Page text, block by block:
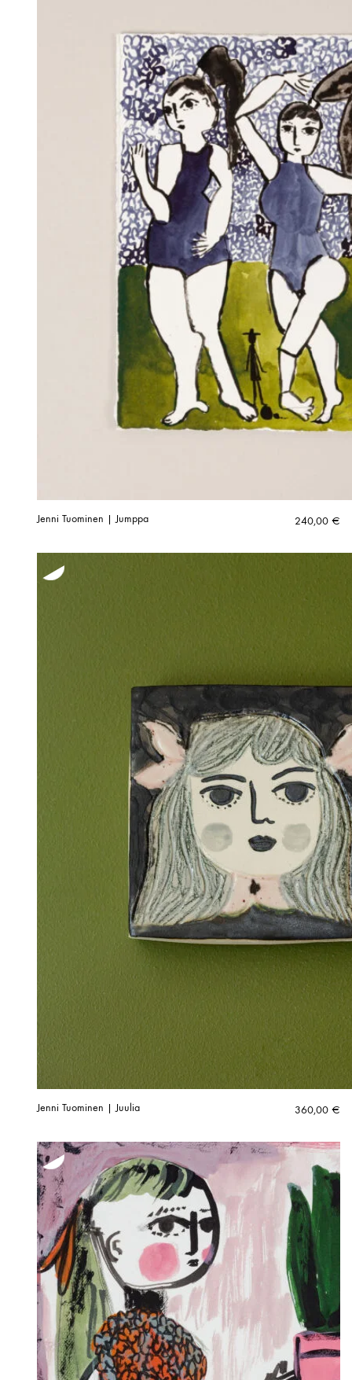
Jenni Tuominen | Jumppa 240,00 €
Jenni Tuominen | Juulia 360,00 €